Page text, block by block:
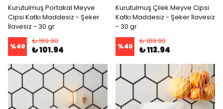
Kurutulmuş Portakal Meyve
Cipsi Katkı Maddesiz - Şeker
İlavesiz - 30 gr
%40
₺ 169.90
₺ 101.94
Kurutulmuş Çilek Meyve Cipsi
Katkı Maddesiz - Şeker İlavesiz
- 30 gr
%40
₺ 189.90
₺ 113.94